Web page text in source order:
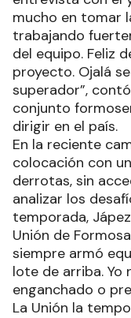
mucho en tomar
trabajando
del equipo. Feliz
proyecto. Ojalá
superador”,
conjunto
dirigir en el país.
En la reciente
colocación con
derrotas, sin
analizar los
temporada,
Unión de
siempre armó
lote de arriba. Yo
enganchado o
La Unión la